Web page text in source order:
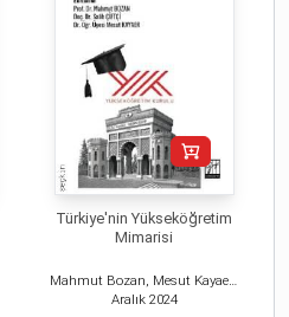
Türkiye'nin Yükseköğretim
Mimarisi
Mahmut Bozan, Mesut Kayaer, Salih Çiftçi
Aralık 2024